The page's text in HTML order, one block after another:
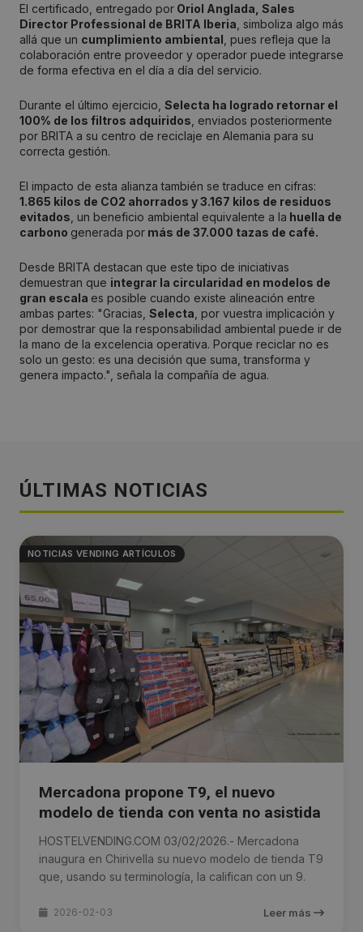
El certificado, entregado por Oriol Anglada, Sales
Director Professional de BRITA Iberia , simboliza algo más
allá que un cumplimiento ambiental , pues refleja que la
colaboración entre proveedor y operador puede integrarse
de forma efectiva en el día a día del servicio.
Durante el último ejercicio, Selecta ha logrado retornar el
100% de los filtros adquiridos , enviados posteriormente
por BRITA a su centro de reciclaje en Alemania para su
correcta gestión.
El impacto de esta alianza también se traduce en cifras:
1.865 kilos de CO2 ahorrados y 3.167 kilos de residuos
evitados , un beneficio ambiental equivalente a la huella de
carbono generada por más de 37.000 tazas de café.
Desde BRITA destacan que este tipo de iniciativas
demuestran que integrar la circularidad en modelos de
gran escala es posible cuando existe alineación entre
ambas partes: "Gracias, Selecta , por vuestra implicación y
por demostrar que la responsabilidad ambiental puede ir de
la mano de la excelencia operativa. Porque reciclar no es
solo un gesto: es una decisión que suma, transforma y
genera impacto.", señala la compañía de agua.
ÚLTIMAS NOTICIAS
NOTICIAS VENDING ARTÍCULOS
Mercadona propone T9, el nuevo
modelo de tienda con venta no asistida
HOSTELVENDING.COM 03/02/2026.- Mercadona
inaugura en Chirivella su nuevo modelo de tienda T9
que, usando su terminología, la califican con un 9.
2026-02-03 Leer más